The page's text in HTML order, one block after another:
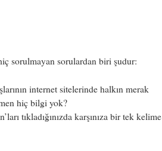
sorulmayan sorulardan biri şudur:
internet sitelerinde halkın merak
hiç bilgi yok?
tıkladığınızda karşınıza bir tek kelime